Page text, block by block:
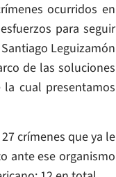
ocurridos en
para seguir
Leguizamón
de las soluciones
cual presentamos
crímenes que ya le
ante ese organismo